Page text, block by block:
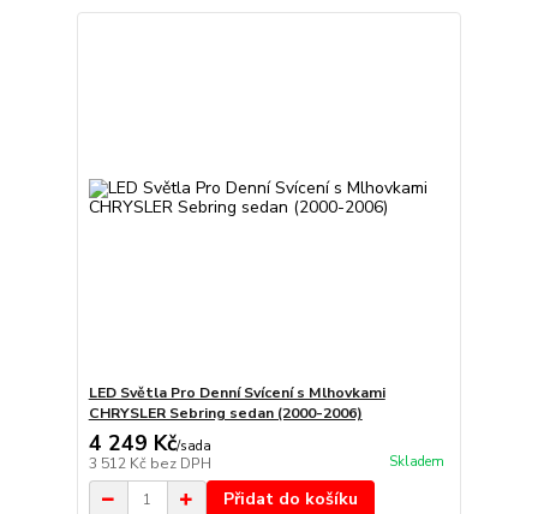
LED Světla Pro Denní Svícení s Mlhovkami
CHRYSLER Sebring sedan (2000-2006)
4 249 Kč/sada
3 512 Kč bez DPH Skladem
Přidat do košíku